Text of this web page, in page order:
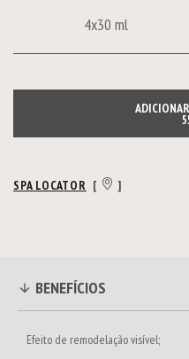
4x30 ml
SPA LOCATOR [ ]
BENEFÍCIOS
Efeito de remodelação visível;